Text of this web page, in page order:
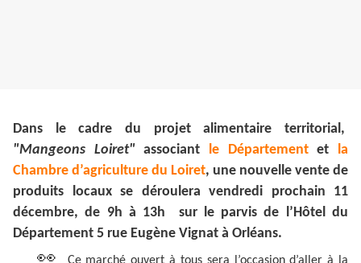
Dans le cadre du projet alimentaire territorial,
"Mangeons Loiret"associant le Départementet la
Chambre d’agriculture du Loiret, une nouvelle vente de
produits locaux se déroulera vendredi prochain 11
décembre, de 9h à 13h sur le parvis de l’Hôtel du
Département 5 rue Eugène Vignat à Orléans.
👀